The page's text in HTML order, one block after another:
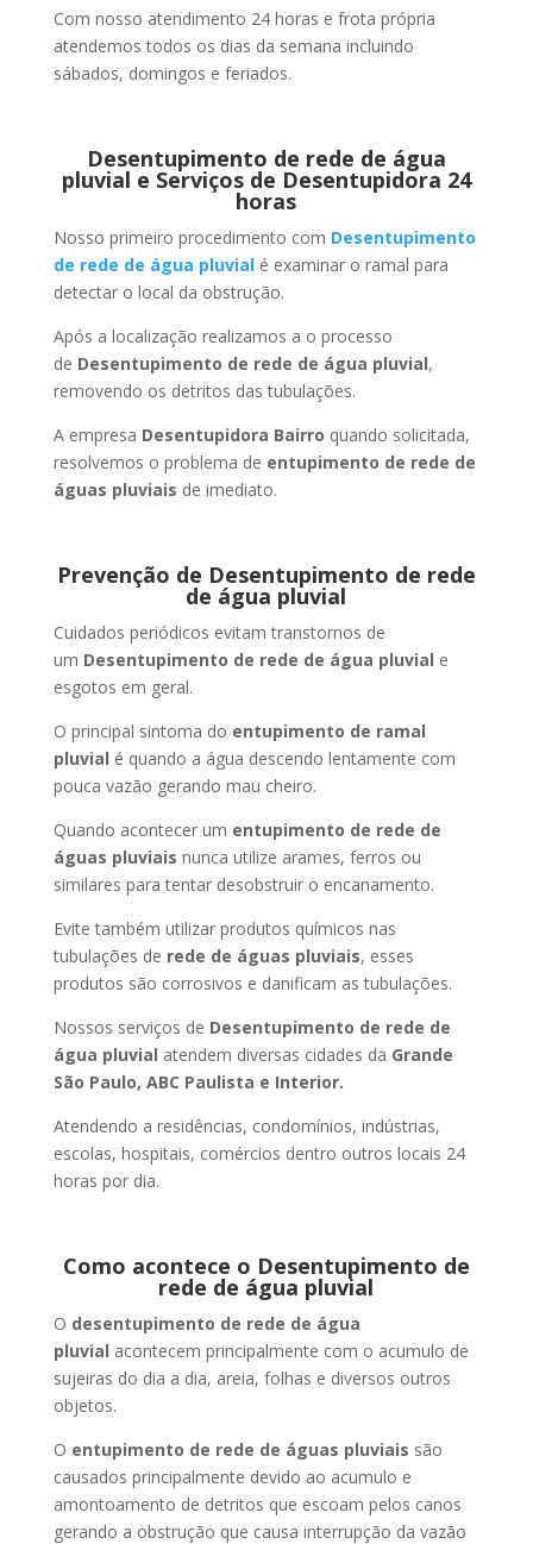
Com nosso atendimento 24 horas e frota própria
atendemos todos os dias da semana incluindo
sábados, domingos e feriados.
Desentupimento de rede de água
pluvial e Serviços de Desentupidora 24
horas
Nosso primeiro procedimento com Desentupimento
de rede de água pluvialé examinar o ramal para
detectar o local da obstrução.
Após a localização realizamos a o processo
de Desentupimento de rede de água pluvial,
removendo os detritos das tubulações.
A empresa Desentupidora Bairro quando solicitada,
resolvemos o problema de entupimento de rede de
águas pluviais de imediato.
Prevenção de Desentupimento de rede
de água pluvial
Cuidados periódicos evitam transtornos de
um Desentupimento de rede de água pluvial e
esgotos em geral.
O principal sintoma do entupimento de ramal
pluvial é quando a água descendo lentamente com
pouca vazão gerando mau cheiro.
Quando acontecer um entupimento de rede de
águas pluviais nunca utilize arames, ferros ou
similares para tentar desobstruir o encanamento.
Evite também utilizar produtos químicos nas
tubulações de rede de águas pluviais, esses
produtos são corrosivos e danificam as tubulações.
Nossos serviços de Desentupimento de rede de
água pluvial atendem diversas cidades da Grande
São Paulo, ABC Paulista e Interior.
Atendendo a residências, condomínios, indústrias,
escolas, hospitais, comércios dentro outros locais 24
horas por dia.
Como acontece o Desentupimento de
rede de água pluvial
O desentupimento de rede de água
pluvial acontecem principalmente com o acumulo de
sujeiras do dia a dia, areia, folhas e diversos outros
objetos.
O entupimento de rede de águas pluviais são
causados principalmente devido ao acumulo e
amontoamento de detritos que escoam pelos canos
gerando a obstrução que causa interrupção da vazão